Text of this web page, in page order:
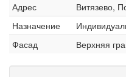
Адрес
Витязево,
Назначение
Фасад
Верхняя